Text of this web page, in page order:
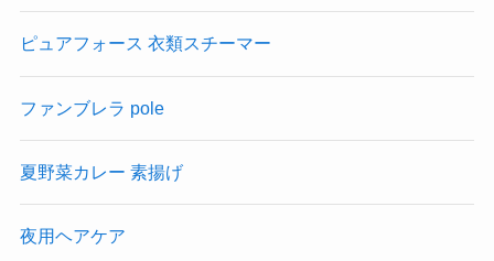
ピュアフォース 衣類スチーマー
ファンブレラ pole
夏野菜カレー 素揚げ
夜用ヘアケア